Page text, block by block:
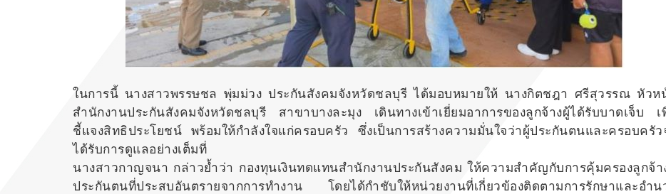
ในการนี้ นางสาวพรรษชล พุ่มม่วง ประกันสังคมจังหวัดชลบุรี ได้มอบหมายให้ นางกิตชฎา ศรีสุวรรณ หัวห
สำนักงานประกันสังคมจังหวัดชลบุรี สาขาบางละมุง เดินทางเข้าเยี่ยมอาการของลูกจ้างผู้ได้รับบาดเจ็บ เ
ชี้แจงสิทธิประโยชน์ พร้อมให้กำลังใจแก่ครอบครัว ซึ่งเป็นการสร้างความมั่นใจว่าผู้ประกันตนและครอบครัว
ได้รับการดูแลอย่างเต็มที่
นางสาวกาญจนา กล่าวย้ำว่า กองทุนเงินทดแทนสำนักงานประกันสังคม ให้ความสำคัญกับการคุ้มครองลูกจ้า
ประกันตนที่ประสบอันตรายจากการทำงาน โดยได้กำชับให้หน่วยงานที่เกี่ยวข้องติดตามการรักษาและอำน